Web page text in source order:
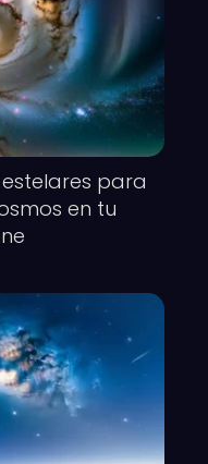
estelares para
en tu